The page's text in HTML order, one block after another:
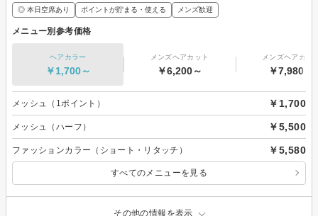
◎ 本日空席あり ポイントが貯まる・使える メンズ歓迎
メニュー別参考価格
ヘアカラー
￥1,700～
メンズヘアカット
￥6,200～
メンズヘアカラ
￥7,980～
メッシュ（1ポイント） ￥1,700
メッシュ（ハーフ） ￥5,500
ファッションカラー（ショート・リタッチ） ￥5,580
すべてのメニューを見る
その他の情報を表示